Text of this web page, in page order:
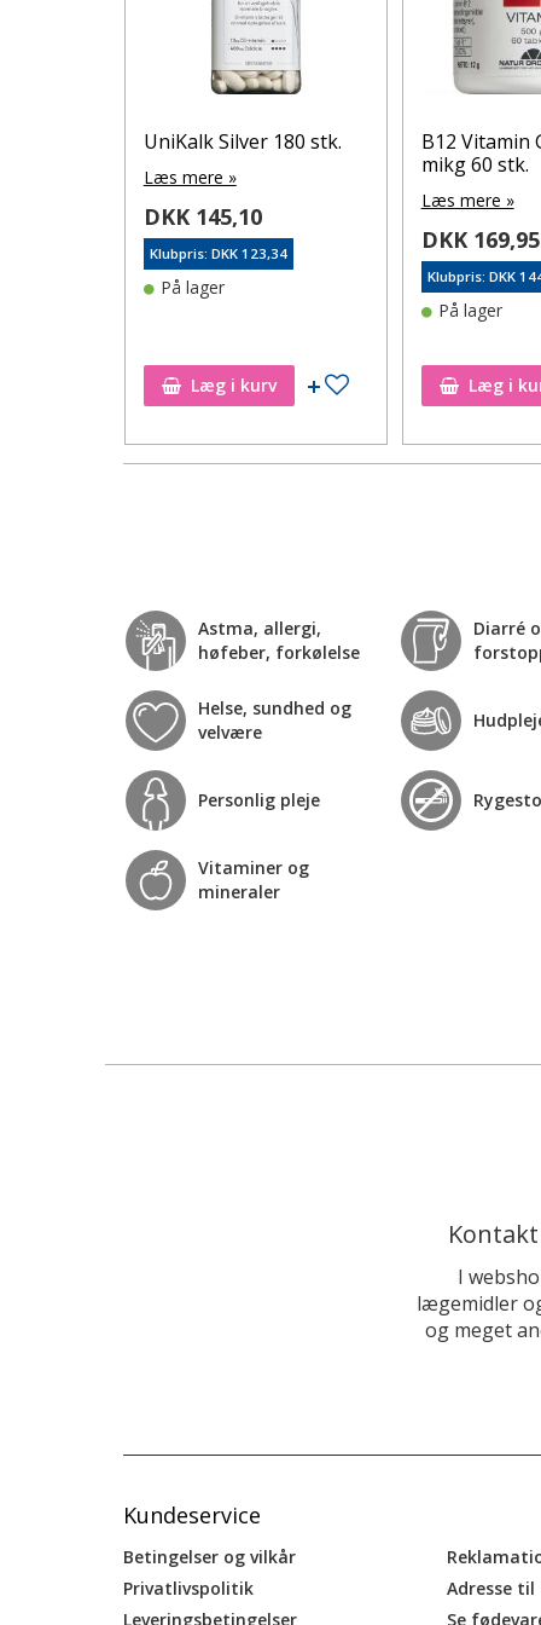
Tilføj til ønskeseddel
UniKalk Silver 180 stk.
Læs mere »
DKK 145,10
Klubpris: DKK 123,34
På lager
Læg i kurv Tilføj til ønskeseddel
B12 Vitamin
mikg 60 stk.
Læs mere »
DKK 169,95
Klubpris: DKK
På lager
Læg i
Astma, allergi,
høfeber, forkølelse
Diarré
Helse, sundhed og
velvære
Personlig pleje
Vitaminer og
mineraler
I
lægemidler
og meget
Kundeservice
Betingelser og vilkår
Privatlivspolitik
Leveringsbetingelser
Adresse
Se